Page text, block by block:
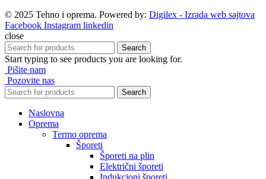
© 2025 Tehno i oprema. Powered by: Digilex - Izrada web sajtova
Facebook Instagram linkedin
close
Search
Start typing to see products you are looking for.
Pišite nam
Pozovite nas
Search
Naslovna
Oprema
Termo oprema
Šporeti
Šporeti na plin
Električni šporeti
Indukcioni šporeti